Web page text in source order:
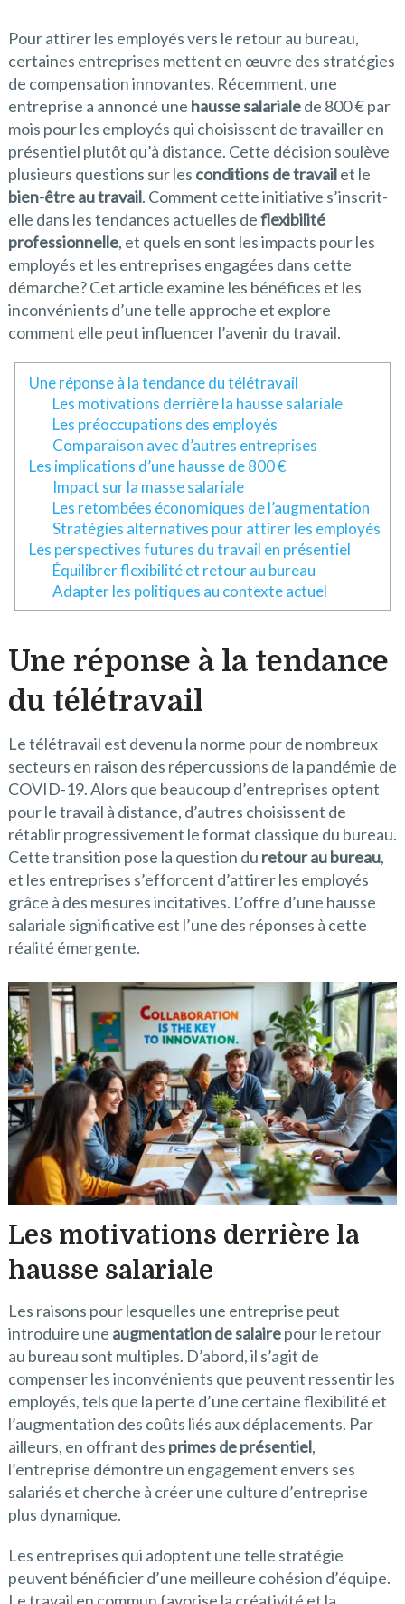
Pour attirer les employés vers le retour au bureau,
certaines entreprises mettent en œuvre des stratégies
de compensation innovantes. Récemment, une
entreprise a annoncé une hausse salarialede 800 € par
mois pour les employés qui choisissent de travailler en
présentiel plutôt qu’à distance. Cette décision soulève
plusieurs questions sur les conditions de travailet le
bien-être au travail. Comment cette initiative s’inscrit-
elle dans les tendances actuelles deflexibilité
professionnelle, et quels en sont les impacts pour les
employés et les entreprises engagées dans cette
démarche? Cet article examine les bénéfices et les
inconvénients d’une telle approche et explore
comment elle peut influencer l’avenir du travail.
Une réponse à la tendance du télétravail
Les motivations derrière la hausse salariale
Les préoccupations des employés
Comparaison avec d’autres entreprises
Les implications d’une hausse de 800 €
Impact sur la masse salariale
Les retombées économiques de l’augmentation
Stratégies alternatives pour attirer les employés
Les perspectives futures du travail en présentiel
Équilibrer flexibilité et retour au bureau
Adapter les politiques au contexte actuel
Une réponse à la tendance
du télétravail
Le télétravail est devenu la norme pour de nombreux
secteurs en raison des répercussions de la pandémie de
COVID-19. Alors que beaucoup d’entreprises optent
pour le travail à distance, d’autres choisissent de
rétablir progressivement le format classique du bureau.
Cette transition pose la question du retour au bureau,
et les entreprises s’efforcent d’attirer les employés
grâce à des mesures incitatives. L’offre d’une hausse
salariale significative est l’une des réponses à cette
réalité émergente.
Les motivations derrière la
hausse salariale
Les raisons pour lesquelles une entreprise peut
introduire une augmentation de salairepour le retour
au bureau sont multiples. D’abord, il s’agit de
compenser les inconvénients que peuvent ressentir les
employés, tels que la perte d’une certaine flexibilité et
l’augmentation des coûts liés aux déplacements. Par
ailleurs, en offrant des primes de présentiel,
l’entreprise démontre un engagement envers ses
salariés et cherche à créer une culture d’entreprise
plus dynamique.
Les entreprises qui adoptent une telle stratégie
peuvent bénéficier d’une meilleure cohésion d’équipe.